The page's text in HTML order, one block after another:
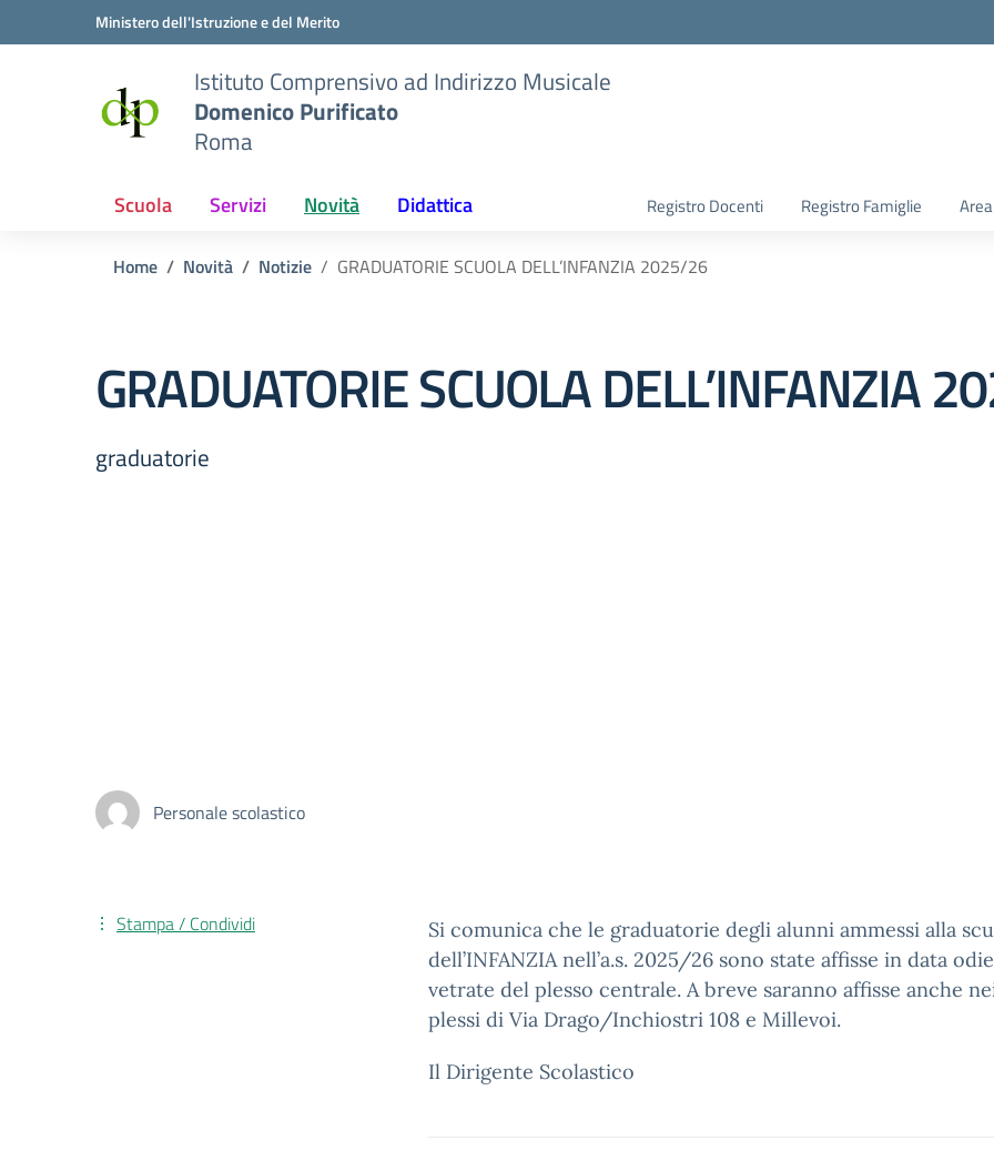
Vai ai contenuti
Vai al menu di navigazioneMinistero dell'Istruzione e del Merito
Istituto Comprensivo ad Indirizzo Musicale
Domenico Purificato
Roma
Scuola Servizi Novità Didattica Registro Docenti Registro Famiglie
Home Novità Notizie GRADUATORIE SCUOLA DELL’INFANZIA 2025/26
GRADUATORIE SCUOLA DELL’INFANZIA
graduatorie
Personale scolastico
Si comunica che le graduatorie degli alunni ammessi alla
dell’INFANZIA nell’a.s. 2025/26 sono state affisse in data
vetrate del plesso centrale. A breve saranno affisse anche
plessi di Via Drago/Inchiostri 108 e Millevoi.
Il Dirigente Scolastico
Stampa / Condividi